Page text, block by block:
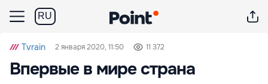
RU
Tvrain 2 января 2020, 11:50 11 372
Впервые в мире страна